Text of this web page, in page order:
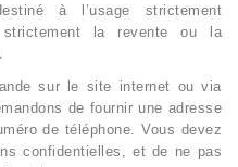
à l’usage strictement
la revente ou la
sur le site internet ou via
de fournir une adresse
de téléphone. Vous devez
confidentielles, et de ne pas